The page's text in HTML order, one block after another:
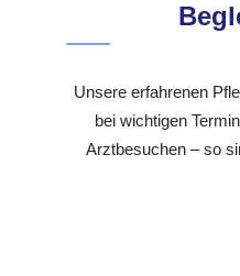
Unsere erfahrenen
bei wichtigen
Arztbesuchen – so